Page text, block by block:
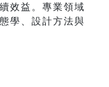
效益。專業領域
學、設計方法與